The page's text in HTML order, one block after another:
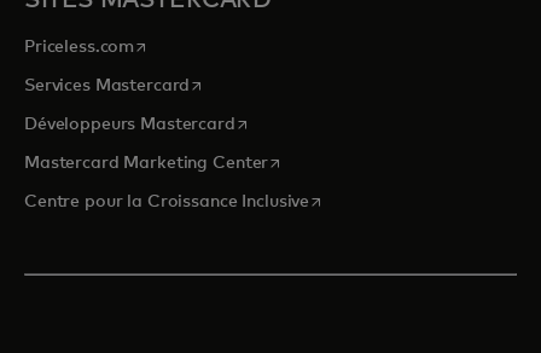
Priceless.com s’ouvre dans un nouvel onglet
Services Mastercard s’ouvre dans un nouvel onglet
Développeurs Mastercards’ouvre dans un nouvel onglet
Mastercard Marketing Centers’ouvre dans un nouvel onglet
Centre pour la Croissance Inclusive s’ouvre dans un nouvel